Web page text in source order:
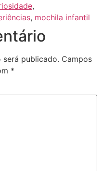
,
, mochila infantil
será publicado. Campos
*